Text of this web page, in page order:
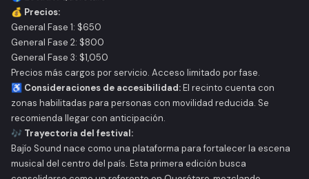
💰 Precios:
General Fase 1: $650
General Fase 2: $800
General Fase 3: $1,050
Precios más cargos por servicio. Acceso limitado por fase.
♿ Consideraciones de accesibilidad:El recinto cuenta con
zonas habilitadas para personas con movilidad reducida. Se
recomienda llegar con anticipación.
🎶 Trayectoria del festival:
Bajío Sound nace como una plataforma para fortalecer la escena
musical del centro del país. Esta primera edición busca